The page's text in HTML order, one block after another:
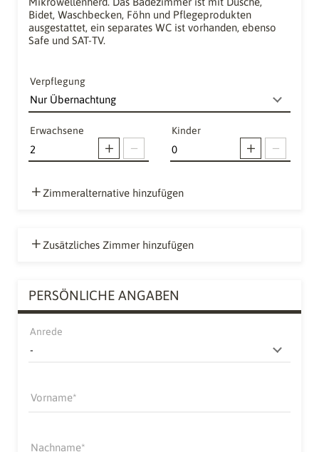
Bidet, Waschbecken, Föhn und Pflegeprodukten
ausgestattet, ein separates WC ist vorhanden, ebenso
Safe und SAT-TV.
Verpflegung
Erwachsene Kinder
Zimmeralternative hinzufügen
Zusätzliches Zimmer hinzufügen
PERSÖNLICHE ANGABEN
Anrede
Vorname
Nachname